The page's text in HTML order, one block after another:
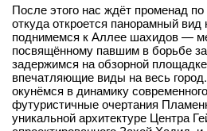
После этого нас ждёт променад
откуда откроется панорамный
поднимемся к Аллее шахидов —
посвящённому павшим в борьбе
задержимся на обзорной
впечатляющие виды на весь
окунёмся в динамику
футуристичные очертания
уникальной архитектуре Центра